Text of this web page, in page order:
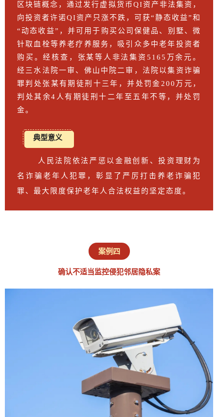
区块链概念，通过发行虚拟货币QI资产非法集资，
向投资者许诺QI资产只涨不跌，可获“静态收益”和
“动态收益”，并可用于购买公司保健品、别墅、微
针取血栓等养老疗养服务，吸引众多中老年投资者
购买。经核查，张某等人非法集资5165万余元。
经三水法院一审、佛山中院二审，法院以集资诈骗
罪判处张某有期徒刑十三年，并处罚金200万元，
判处其余4人有期徒刑十二年至五年不等，并处罚
金。
典型意义
人民法院依法严惩以金融创新、投资理财为
名诈骗老年人犯罪，彰显了严厉打击养老诈骗犯
罪、最大限度保护老年人合法权益的坚定态度。
案例四
确认不适当监控侵犯邻居隐私案